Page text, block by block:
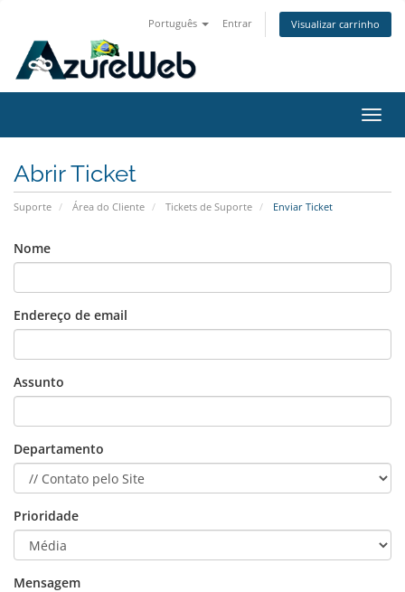
Português Entrar Visualizar carrinho
Abrir Ticket
Suporte Área do Cliente Tickets de Suporte Enviar Ticket
Nome
Endereço de email
Assunto
Departamento
Prioridade
Mensagem